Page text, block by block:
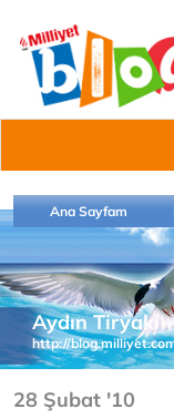
Ana Sayfam
Aydın Tiryaki
http://
28 Şubat '10